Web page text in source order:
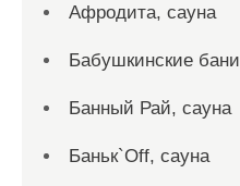
Афродита, сауна
Бабушкинские бани
Банный Рай, сауна
Баньк`Off, сауна